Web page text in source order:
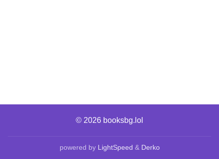
© 2026 booksbg.lol
powered by LightSpeed & Derko